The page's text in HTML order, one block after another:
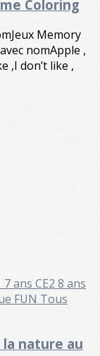
Coloring
Memory
nomApple ,
,I don’t like ,
7 ans CE2 8 ans
FUN Tous
la nature au